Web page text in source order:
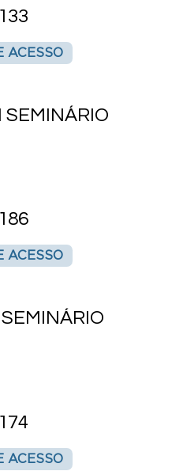
ACESSO
SEMINÁRIO
ACESSO
ACESSO